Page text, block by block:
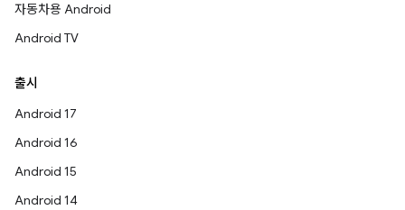
자동차용 Android
Android TV
출시
Android 17
Android 16
Android 15
Android 14